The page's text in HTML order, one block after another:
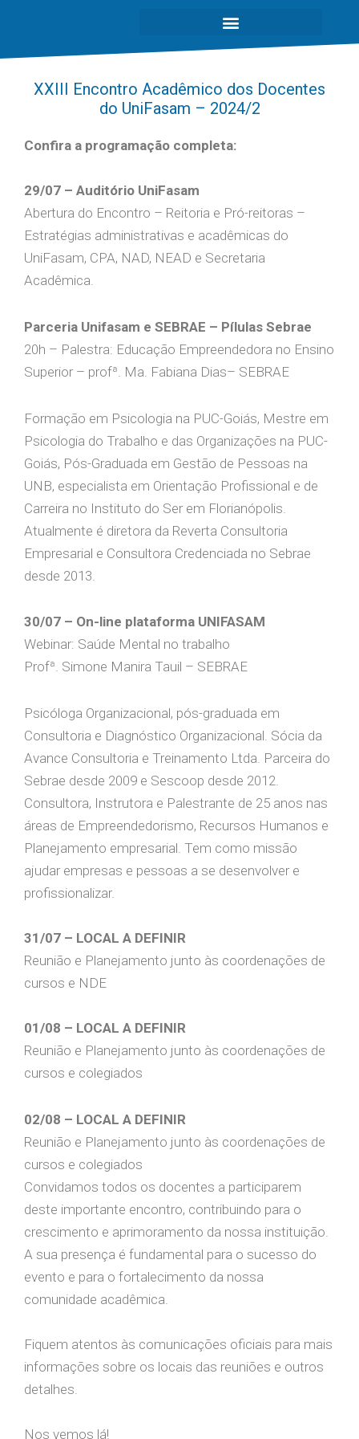
XXIII Encontro Acadêmico dos Docentes
do UniFasam – 2024/2
Confira a programação completa:
29/07 – Auditório UniFasam
Abertura do Encontro – Reitoria e Pró-reitoras –
Estratégias administrativas e acadêmicas do
UniFasam, CPA, NAD, NEAD e Secretaria
Acadêmica.
Parceria Unifasam e SEBRAE – Pílulas Sebrae
20h – Palestra: Educação Empreendedora no Ensino
Superior – profª. Ma. Fabiana Dias– SEBRAE
Formação em Psicologia na PUC-Goiás, Mestre em
Psicologia do Trabalho e das Organizações na PUC-
Goiás, Pós-Graduada em Gestão de Pessoas na
UNB, especialista em Orientação Profissional e de
Carreira no Instituto do Ser em Florianópolis.
Atualmente é diretora da Reverta Consultoria
Empresarial e Consultora Credenciada no Sebrae
desde 2013.
30/07 – On-line plataforma UNIFASAM
Webinar: Saúde Mental no trabalho
Profª. Simone Manira Tauil – SEBRAE
Psicóloga Organizacional, pós-graduada em
Consultoria e Diagnóstico Organizacional. Sócia da
Avance Consultoria e Treinamento Ltda. Parceira do
Sebrae desde 2009 e Sescoop desde 2012.
Consultora, Instrutora e Palestrante de 25 anos nas
áreas de Empreendedorismo, Recursos Humanos e
Planejamento empresarial. Tem como missão
ajudar empresas e pessoas a se desenvolver e
profissionalizar.
31/07 – LOCAL A DEFINIR
Reunião e Planejamento junto às coordenações de
cursos e NDE
01/08 – LOCAL A DEFINIR
Reunião e Planejamento junto às coordenações de
cursos e colegiados
02/08 – LOCAL A DEFINIR
Reunião e Planejamento junto às coordenações de
cursos e colegiados
Convidamos todos os docentes a participarem
deste importante encontro, contribuindo para o
crescimento e aprimoramento da nossa instituição.
A sua presença é fundamental para o sucesso do
evento e para o fortalecimento da nossa
comunidade acadêmica.
Fiquem atentos às comunicações oficiais para mais
informações sobre os locais das reuniões e outros
detalhes.
Nos vemos lá!